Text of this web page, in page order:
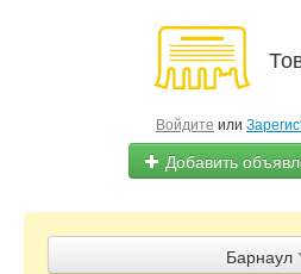
Войдите или
Добавить
Барнаул